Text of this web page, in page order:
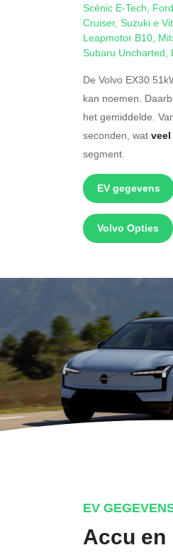
Scénic E-Tech,
Cruiser, Suzuki e
Leapmotor B10,
Subaru Uncharted,
De Volvo EX30
kan noemen.
het gemiddelde.
seconden, wat
segment.
EV gegevens
Volvo Opties
EV
Accu en